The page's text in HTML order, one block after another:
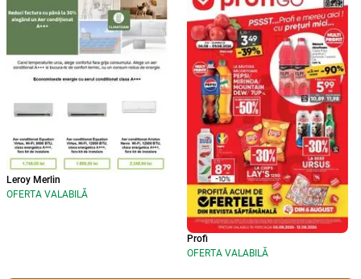
Leroy Merlin
OFERTA VALABILĂ
Profi
OFERTA VALABILĂ